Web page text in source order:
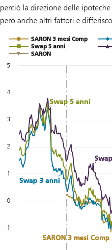
perciò la direzione delle
però anche altri fattori e
Line chart with 5 lines.
I valori fino al 2010 incluso si
The chart has 1 X axis
SARON 3 mesi Comp
Swap 3 anni
Swap 5 anni
SARON 3 mesi Comp
Swap 5 anni
SARON
-1
0
1
2
3
4
5